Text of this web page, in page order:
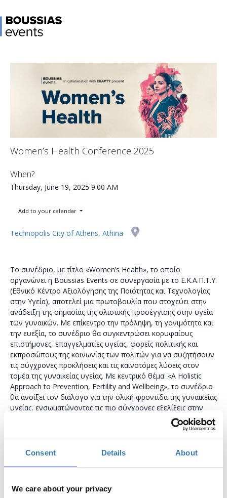
Consent Details About
We care about your privacy
Women’s Health Conference 2025
When?
Thursday, June 19, 2025 9:00 AM
Add to your calendar
Technopolis City of Athens, Athina
Το συνέδριο, με τίτλο «Women’s Health», το οποίο
οργανώνει η Boussias Events σε συνεργασία με το Ε.Κ.Α.Π.Τ.Υ.
(Εθνικό Κέντρο Αξιολόγησης της Ποιότητας και Τεχνολογίας
στην Υγεία), αποτελεί μια πρωτοβουλία που στοχεύει στην
ανάδειξη της σημασίας της ολιστικής προσέγγισης στην υγεία
των γυναικών. Με επίκεντρο την πρόληψη, τη γονιμότητα και
την ευεξία, το συνέδριο θα συγκεντρώσει κορυφαίους
επιστήμονες, επαγγελματίες υγείας, φορείς πολιτικής και
εκπροσώπους της κοινωνίας των πολιτών για να συζητήσουν
τις σύγχρονες προκλήσεις και τις καινοτόμες λύσεις στον
τομέα της γυναικείας υγείας. Με κεντρικό θέμα: «A Holistic
Approach to Prevention, Fertility and Wellbeing», το συνέδριο
θα ανοίξει τον διάλογο για την ολική φροντίδα της γυναικείας
υγείας, ενσωματώνοντας τις πιο σύγχρονες εξελίξεις στην
In-Person Conference Tickets